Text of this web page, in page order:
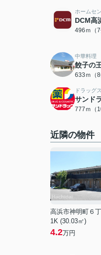
ホームセ
DCM高
496ｍ（7
中華料理
餃子の
633ｍ（8
ドラッグ
サンド
777ｍ（
近隣の物件
高浜市神明町６
1K (30.03㎡)
4.2万円